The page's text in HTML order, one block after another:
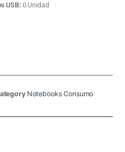
USB: 0 Unidad
Notebooks Consumo